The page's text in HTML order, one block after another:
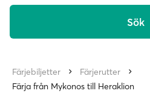
Sök
Färjebiljetter
Färjerutter
Färja från Mykonos till Heraklion